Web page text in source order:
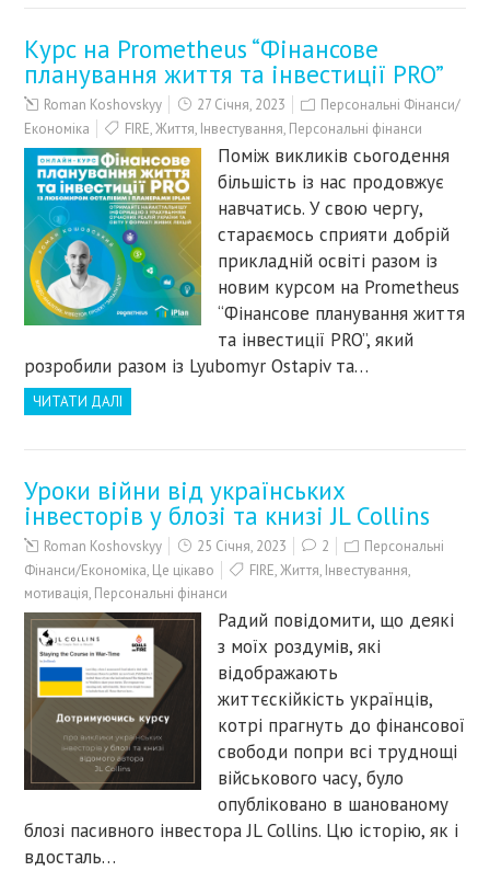
Курс на Prometheus “Фінансове
планування життя та інвестиції PRO”
Roman Koshovskyy 27 Січня, 2023
Персональні Фінанси/
Економіка
FIRE,Життя, Інвестування, Персональні фінанси
Поміж викликів сьогодення
більшість із нас продовжує
навчатись. У свою чергу,
стараємось сприяти добрій
прикладній освіті разом із
новим курсом на Prometheus
“Фінансове планування життя
та інвестиції PRO”, який
розробили разом із Lyubomyr Ostapiv та…
ЧИТАТИ ДАЛІ
Уроки війни від українських
інвесторів у блозі та книзі JL Collins
Roman Koshovskyy 25 Січня, 2023 2
Персональні
Фінанси/Економіка, Це цікаво FIRE,Життя, Інвестування,
мотивація, Персональні фінанси
Радий повідомити, що деякі
з моїх роздумів, які
відображають
життєскійкість українців,
котрі прагнуть до фінансової
свободи попри всі труднощі
військового часу, було
опубліковано в шанованому
блозі пасивного інвестора JL Collins. Цю історію, як і
вдосталь…